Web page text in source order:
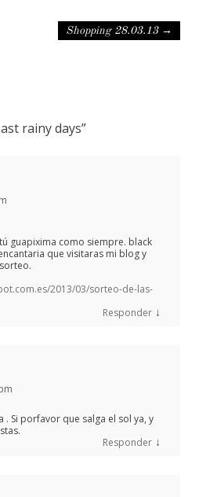
Shopping 28.03.13 →
rainy days”
guapixima como siempre. black
que visitaras mi blog y
2013/03/sorteo-de-las-
Responder ↓
. Si porfavor que salga el sol ya, y
Responder ↓